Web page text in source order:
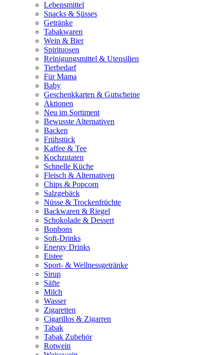
Lebensmittel
Snacks & Süsses
Getränke
Tabakwaren
Wein & Bier
Spirituosen
Reinigungsmittel & Utensilien
Tierbedarf
Für Mama
Baby
Geschenkkarten & Gutscheine
Aktionen
Neu im Sortiment
Bewusste Alternativen
Backen
Frühstück
Kaffee & Tee
Kochzutaten
Schnelle Küche
Fleisch & Alternativen
Chips & Popcorn
Salzgebäck
Nüsse & Trockenfrüchte
Backwaren & Riegel
Schokolade & Dessert
Bonbons
Soft-Drinks
Energy Drinks
Eistee
Sport- & Wellnessgetränke
Sirup
Säfte
Milch
Wasser
Zigaretten
Cigarillos & Zigarren
Tabak
Tabak Zubehör
Rotwein